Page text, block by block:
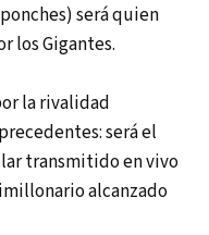
ponches) será quien
los Gigantes.
la rivalidad
será el
transmitido en vivo
alcanzado